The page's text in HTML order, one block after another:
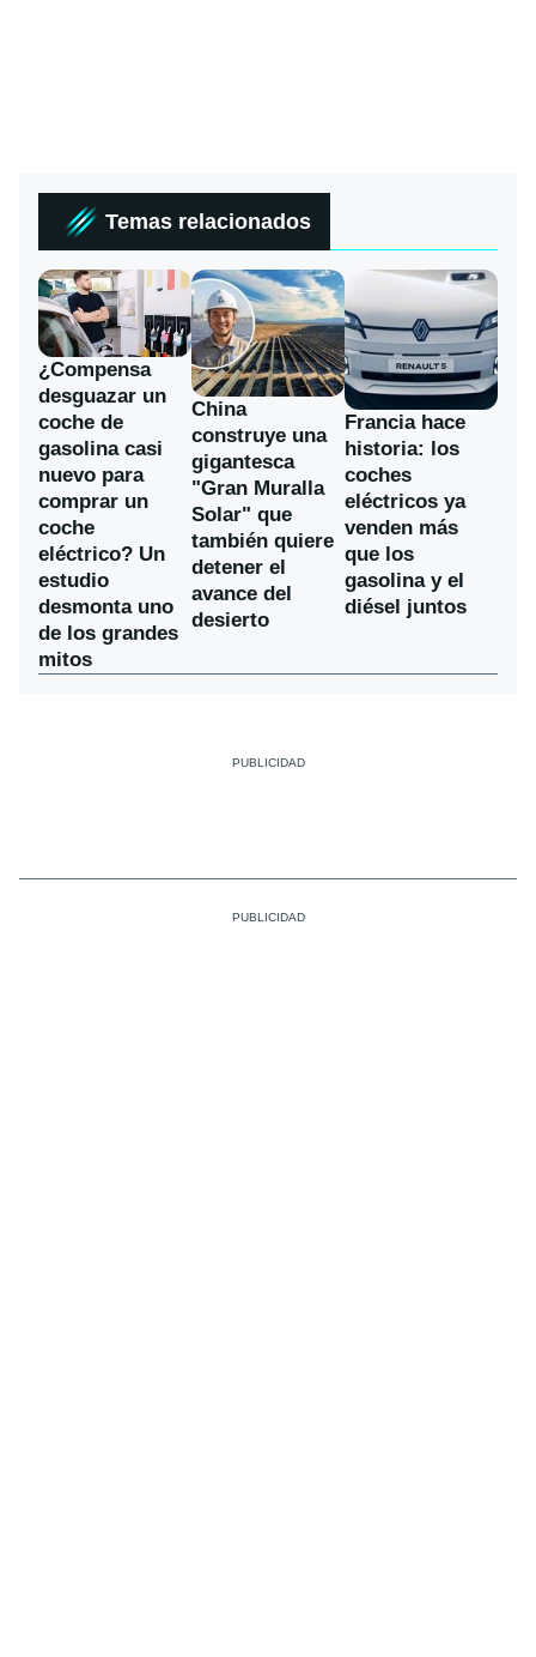
Temas relacionados
¿Compensa
desguazar un
coche de
gasolina casi
nuevo para
comprar un
coche
eléctrico? Un
estudio
desmonta uno
de los grandes
mitos
China
construye una
gigantesca
"Gran Muralla
Solar" que
también quiere
detener el
avance del
desierto
Francia hace
historia: los
coches
eléctricos ya
venden más
que los
gasolina y el
diésel juntos